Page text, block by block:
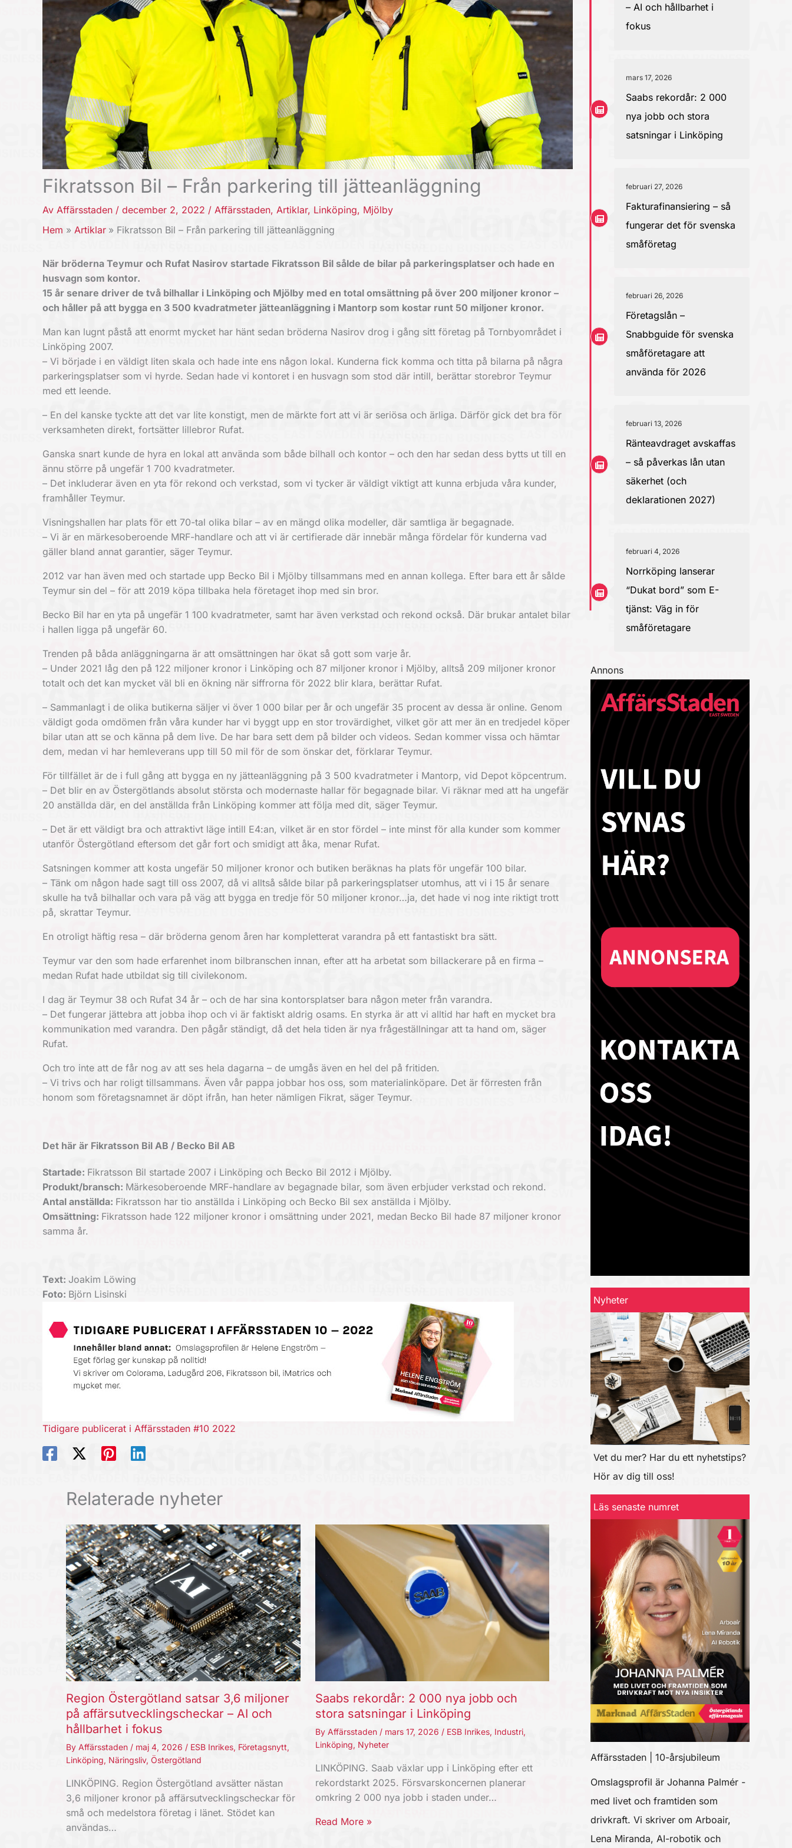
Fikratsson Bil – Från parkering till jätteanläggning
Av Affärsstaden / december 2, 2022 / Affärsstaden, Artiklar, Linköping, Mjölby
Hem
Artiklar Fikratsson Bil – Från parkering till jätteanläggning
När bröderna Teymur och Rufat Nasirov startade Fikratsson Bil sålde de bilar på parkeringsplatser och hade en
husvagn som kontor.
15 år senare driver de två bilhallar i Linköping och Mjölby med en total omsättning på över 200 miljoner kronor –
och håller på att bygga en 3 500 kvadratmeter jätteanläggning i Mantorp som kostar runt 50 miljoner kronor.
Man kan lugnt påstå att enormt mycket har hänt sedan bröderna Nasirov drog i gång sitt företag på Tornbyområdet i
Linköping 2007.
– Vi började i en väldigt liten skala och hade inte ens någon lokal. Kunderna fick komma och titta på bilarna på några
parkeringsplatser som vi hyrde. Sedan hade vi kontoret i en husvagn som stod där intill, berättar storebror Teymur
med ett leende.
– En del kanske tyckte att det var lite konstigt, men de märkte fort att vi är seriösa och ärliga. Därför gick det bra för
verksamheten direkt, fortsätter lillebror Rufat.
Ganska snart kunde de hyra en lokal att använda som både bilhall och kontor – och den har sedan dess bytts ut till en
ännu större på ungefär 1 700 kvadratmeter.
– Det inkluderar även en yta för rekond och verkstad, som vi tycker är väldigt viktigt att kunna erbjuda våra kunder,
framhåller Teymur.
Visningshallen har plats för ett 70-tal olika bilar – av en mängd olika modeller, där samtliga är begagnade.
– Vi är en märkesoberoende MRF-handlare och att vi är certifierade där innebär många fördelar för kunderna vad
gäller bland annat garantier, säger Teymur.
2012 var han även med och startade upp Becko Bil i Mjölby tillsammans med en annan kollega. Efter bara ett år sålde
Teymur sin del – för att 2019 köpa tillbaka hela företaget ihop med sin bror.
Becko Bil har en yta på ungefär 1 100 kvadratmeter, samt har även verkstad och rekond också. Där brukar antalet bilar
i hallen ligga på ungefär 60.
Trenden på båda anläggningarna är att omsättningen har ökat så gott som varje år.
– Under 2021 låg den på 122 miljoner kronor i Linköping och 87 miljoner kronor i Mjölby, alltså 209 miljoner kronor
totalt och det kan mycket väl bli en ökning när siffrorna för 2022 blir klara, berättar Rufat.
– Sammanlagt i de olika butikerna säljer vi över 1 000 bilar per år och ungefär 35 procent av dessa är online. Genom
väldigt goda omdömen från våra kunder har vi byggt upp en stor trovärdighet, vilket gör att mer än en tredjedel köper
bilar utan att se och känna på dem live. De har bara sett dem på bilder och videos. Sedan kommer vissa och hämtar
dem, medan vi har hemleverans upp till 50 mil för de som önskar det, förklarar Teymur.
För tillfället är de i full gång att bygga en ny jätteanläggning på 3 500 kvadratmeter i Mantorp, vid Depot köpcentrum.
– Det blir en av Östergötlands absolut största och modernaste hallar för begagnade bilar. Vi räknar med att ha ungefär
20 anställda där, en del anställda från Linköping kommer att följa med dit, säger Teymur.
– Det är ett väldigt bra och attraktivt läge intill E4:an, vilket är en stor fördel – inte minst för alla kunder som kommer
utanför Östergötland eftersom det går fort och smidigt att åka, menar Rufat.
Satsningen kommer att kosta ungefär 50 miljoner kronor och butiken beräknas ha plats för ungefär 100 bilar.
– Tänk om någon hade sagt till oss 2007, då vi alltså sålde bilar på parkeringsplatser utomhus, att vi i 15 år senare
skulle ha två bilhallar och vara på väg att bygga en tredje för 50 miljoner kronor…ja, det hade vi nog inte riktigt trott
på, skrattar Teymur.
En otroligt häftig resa – där bröderna genom åren har kompletterat varandra på ett fantastiskt bra sätt.
Teymur var den som hade erfarenhet inom bilbranschen innan, efter att ha arbetat som billackerare på en firma –
medan Rufat hade utbildat sig till civilekonom.
I dag är Teymur 38 och Rufat 34 år – och de har sina kontorsplatser bara någon meter från varandra.
– Det fungerar jättebra att jobba ihop och vi är faktiskt aldrig osams. En styrka är att vi alltid har haft en mycket bra
kommunikation med varandra. Den pågår ständigt, då det hela tiden är nya frågeställningar att ta hand om, säger
Rufat.
Och tro inte att de får nog av att ses hela dagarna – de umgås även en hel del på fritiden.
– Vi trivs och har roligt tillsammans. Även vår pappa jobbar hos oss, som materialinköpare. Det är förresten från
honom som företagsnamnet är döpt ifrån, han heter nämligen Fikrat, säger Teymur.
Det här är Fikratsson Bil AB / Becko Bil AB
Startade: Fikratsson Bil startade 2007 i Linköping och Becko Bil 2012 i Mjölby.
Produkt/bransch: Märkesoberoende MRF-handlare av begagnade bilar, som även erbjuder verkstad och rekond.
Antal anställda: Fikratsson har tio anställda i Linköping och Becko Bil sex anställda i Mjölby.
Omsättning: Fikratsson hade 122 miljoner kronor i omsättning under 2021, medan Becko Bil hade 87 miljoner kronor
samma år.
Text: Joakim Löwing
Foto: Björn Lisinski
Tidigare publicerat i Affärsstaden #10 2022
Relaterade nyheter
Region Östergötland satsar 3,6 miljoner
på affärsutvecklingscheckar – AI och
hållbarhet i fokus
By Affärsstaden / maj 4, 2026 / ESB Inrikes, Företagsnytt,
Linköping, Näringsliv, Östergötland
LINKÖPING. Region Östergötland avsätter nästan
3,6 miljoner kronor på affärsutvecklingscheckar för
små och medelstora företag i länet. Stödet kan
användas…
Saabs rekordår: 2 000 nya jobb och
stora satsningar i Linköping
By Affärsstaden / mars 17, 2026 / ESB Inrikes, Industri,
Linköping, Nyheter
LINKÖPING. Saab växlar upp i Linköping efter ett
rekordstarkt 2025. Försvarskoncernen planerar
omkring 2 000 nya jobb i staden under…
Read More »
– AI och hållbarhet i
fokus
mars 17, 2026
Saabs rekordår: 2 000
nya jobb och stora
satsningar i Linköping
februari 27, 2026
Fakturafinansiering – så
fungerar det för svenska
småföretag
februari 26, 2026
Företagslån –
Snabbguide för svenska
småföretagare att
använda för 2026
februari 13, 2026
Ränteavdraget avskaffas
– så påverkas lån utan
säkerhet (och
deklarationen 2027)
februari 4, 2026
Norrköping lanserar
“Dukat bord” som E-
tjänst: Väg in för
småföretagare
Annons
Nyheter
Vet du mer? Har du ett nyhetstips?
Hör av dig till oss!
Läs senaste numret
Affärsstaden | 10-årsjubileum
Omslagsprofil är Johanna Palmér -
med livet och framtiden som
drivkraft. Vi skriver om Arboair,
Lena Miranda, AI-robotik och